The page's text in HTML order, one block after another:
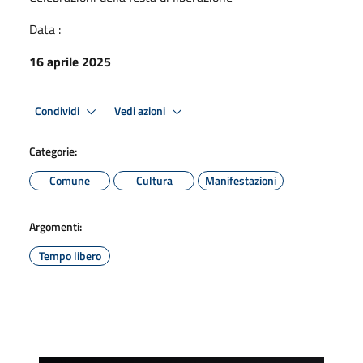
Data :
16 aprile 2025
Condividi Vedi azioni
Categorie:
Comune
Cultura Manifestazioni
Argomenti:
Tempo libero